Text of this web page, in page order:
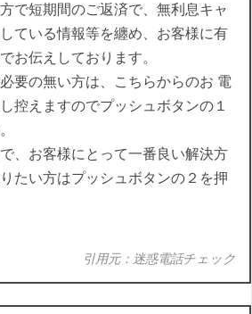
で短期間のご返済で、無利息キャ
ている情報等を纏め、お客様に有
お伝えしております。
要の無い方は、こちらからのお 電
控えますのでプッシュボタンの１
、お客様にとって一番良い解決方
たい方はプッシュボタンの２を押
引用元：迷惑電話チェック